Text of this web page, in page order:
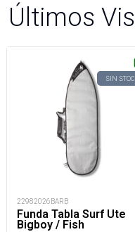
Últimos
SIN
22982026BARB
Funda Tabla Surf Ute
Bigboy / Fish